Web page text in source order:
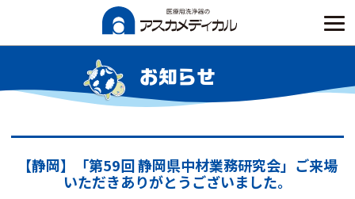
content
お知らせ
【静岡】「第59回 静岡県中材業務研究会」ご来場
いただきありがとうございました。